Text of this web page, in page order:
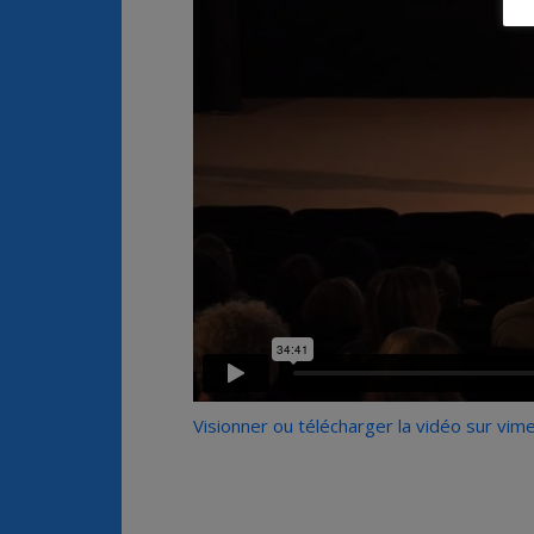
Visionner ou télécharger la vidéo sur